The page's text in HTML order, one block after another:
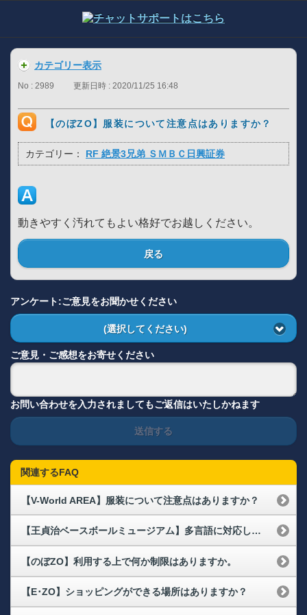
カテゴリー表示
No : 2989 更新日時 : 2020/11/25 16:48
【のぼZO】服装について注意点はありますか？
カテゴリー： RF 絶景3兄弟 ＳＭＢＣ日興証券
動きやすく汚れてもよい格好でお越しください。
戻る
アンケート:ご意見をお聞かせください
(選択してください)
ご意見・ご感想をお寄せください
お問い合わせを入力されましてもご返信はいたしかねます
送信する
関連するFAQ
【V-World AREA】服装について注意点はありますか？
【王貞治ベースボールミュージアム】多言語に対応していますか？
【のぼZO】利用する上で何か制限はありますか。
【E･ZO】ショッピングができる場所はありますか？